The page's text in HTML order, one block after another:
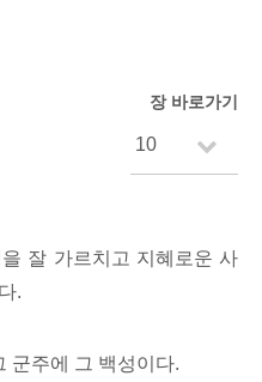
장 바로가기
잘 가르치고 지혜로운 사
.
군주에 그 백성이다.